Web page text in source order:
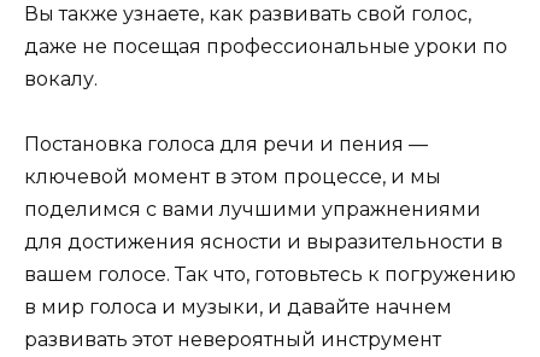
Вы также узнаете, как развивать свой голос,
даже не посещая профессиональные уроки по
вокалу.
Постановка голоса для речи и пения —
ключевой момент в этом процессе, и мы
поделимся с вами лучшими упражнениями
для достижения ясности и выразительности в
вашем голосе. Так что, готовьтесь к погружению
в мир голоса и музыки, и давайте начнем
развивать этот невероятный инструмент